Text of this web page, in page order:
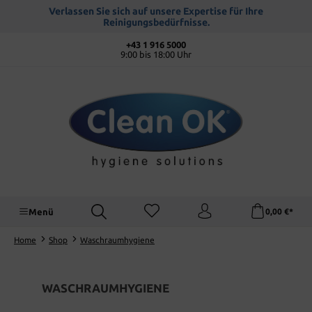
springenVerlassen Sie sich auf unsere Expertise für Ihre
Reinigungsbedürfnisse.
+43 1 916 5000
9:00 bis 18:00 Uhr
Menü 0,00 €*
Home Shop Waschraumhygiene
WASCHRAUMHYGIENE